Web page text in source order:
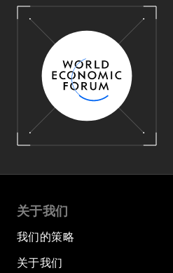
关于我们
我们的策略
关于我们